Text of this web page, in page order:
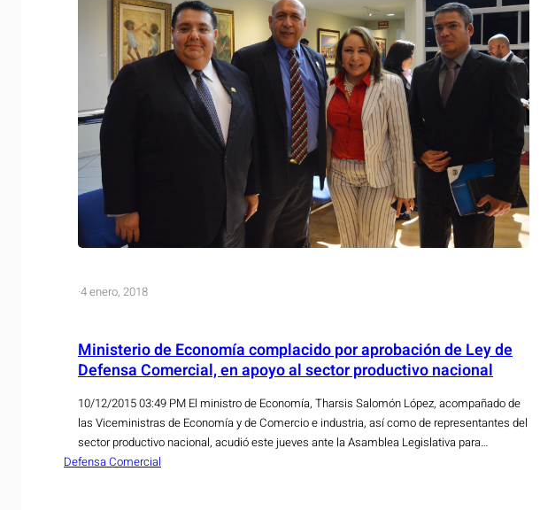
·4 enero, 2018
Ministerio de Economía complacido por aprobación de Ley de
Defensa Comercial, en apoyo al sector productivo nacional
10/12/2015 03:49 PM El ministro de Economía, Tharsis Salomón López, acompañado de
las Viceministras de Economía y de Comercio e industria, así como de representantes del
sector productivo nacional, acudió este jueves ante la Asamblea Legislativa para
respaldar y agradecer a los diputados la aprobación, por unanimidad, de la nueva Ley de
Defensa Comercial